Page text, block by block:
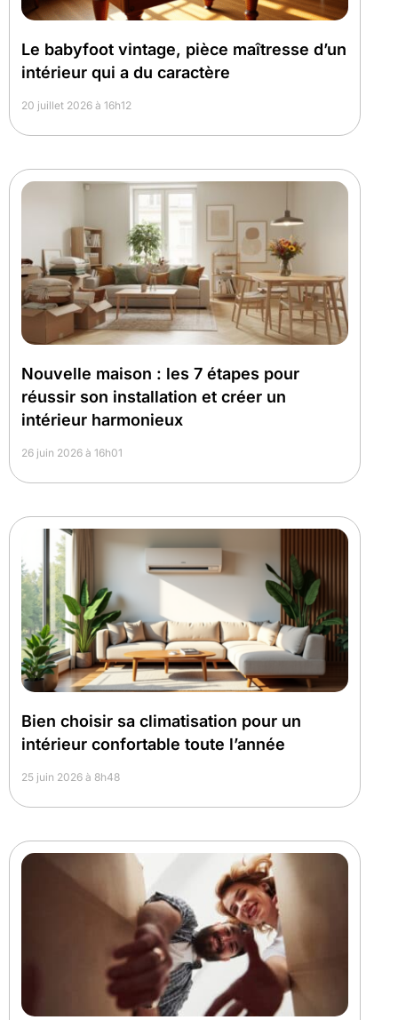
Le babyfoot vintage, pièce maîtresse d’un
intérieur qui a du caractère
20 juillet 2026 à 16h12
Nouvelle maison : les 7 étapes pour
réussir son installation et créer un
intérieur harmonieux
26 juin 2026 à 16h01
Bien choisir sa climatisation pour un
intérieur confortable toute l’année
25 juin 2026 à 8h48